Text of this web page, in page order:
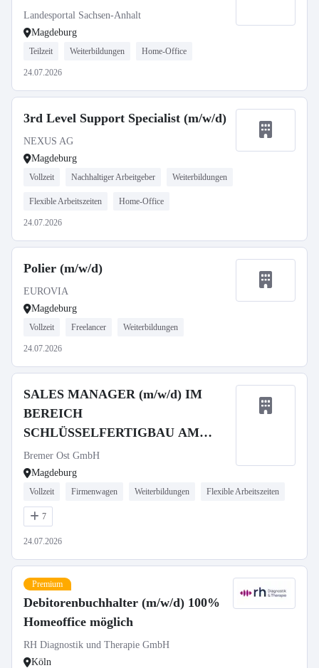
Landesportal Sachsen-Anhalt
Magdeburg
Teilzeit Weiterbildungen Home-Office
24.07.2026
3rd Level Support Specialist (m/w/d)
NEXUS AG
Magdeburg
Vollzeit Nachhaltiger Arbeitgeber Weiterbildungen
Flexible Arbeitszeiten Home-Office
24.07.2026
Polier (m/w/d)
EUROVIA
Magdeburg
Vollzeit Freelancer Weiterbildungen
24.07.2026
SALES MANAGER (m/w/d) IM
BEREICH
SCHLÜSSELFERTIGBAU AM
STANDORT MAGDEBURG
Bremer Ost GmbH
Magdeburg
Vollzeit Firmenwagen Weiterbildungen Flexible Arbeitszeiten
7
24.07.2026
Premium
Debitorenbuchhalter (m/w/d) 100%
Homeoffice möglich
RH Diagnostik und Therapie GmbH
Köln